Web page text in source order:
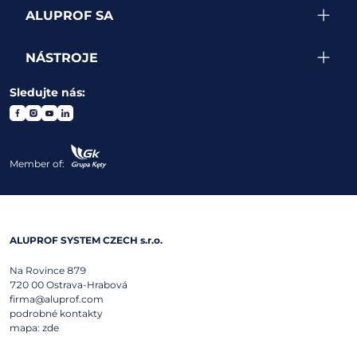
ALUPROF SA
NÁSTROJE
Sledujte nás:
Member of:
ALUPROF SYSTEM CZECH s.r.o.
Na Rovince 879
720 00 Ostrava-Hrabová
firma@aluprof.com
podrobné kontakty
mapa: zde